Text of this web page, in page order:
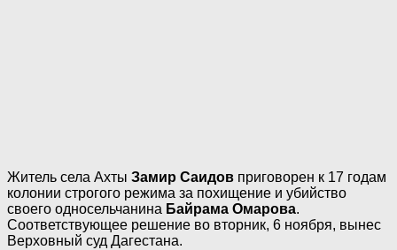
Житель села Ахты Замир Саидов приговорен к 17 годам
колонии строгого режима за похищение и убийство
своего односельчанина Байрама Омарова.
Соответствующее решение во вторник, 6 ноября, вынес
Верховный суд Дагестана.